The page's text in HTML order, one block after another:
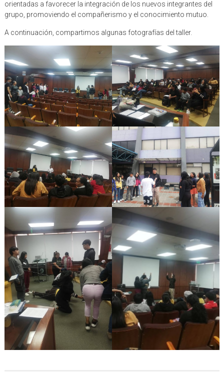
orientadas a favorecer la integración de los nuevos integrantes del
grupo, promoviendo el compañerismo y el conocimiento mutuo.
A continuación, compartimos algunas fotografías del taller.